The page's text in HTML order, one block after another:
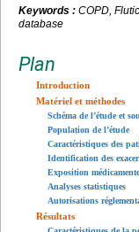
Keywords : COPD,
database
Plan
Introduction
Matériel et méthodes
Schéma de l’étude et
Population de l’étude
Caractéristiques des
Identification des
Exposition
Analyses statistiques
Autorisations
Résultats